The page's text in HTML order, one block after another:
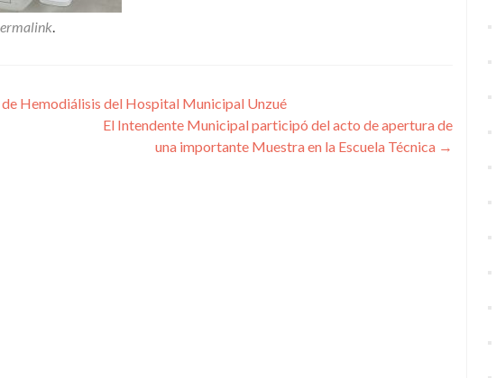
.
Hemodiálisis del Hospital Municipal Unzué
El Intendente Municipal participó del acto de apertura de
una importante Muestra en la Escuela Técnica →